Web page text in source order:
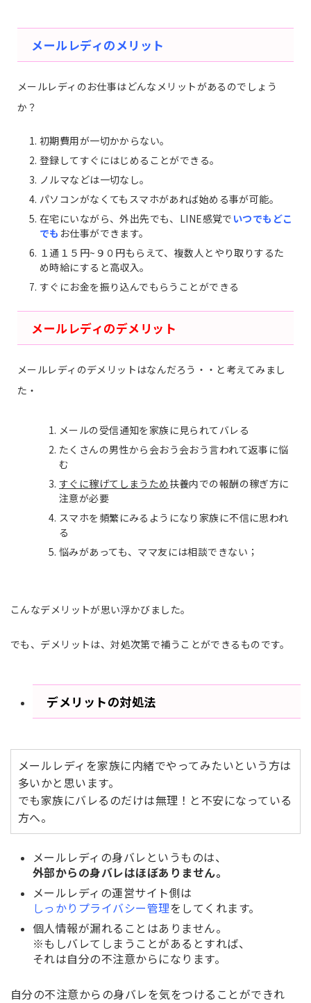
メールレディのメリット
メールレディのお仕事はどんなメリットがあるのでしょう
か？
初期費用が一切かからない。
登録してすぐにはじめることができる。
ノルマなどは一切なし。
パソコンがなくてもスマホがあれば始める事が可能。
在宅にいながら、外出先でも、LINE感覚で いつでもどこ
でも お仕事ができます。
１通１５円~９０円もらえて、複数人とやり取りするた
め時給にすると高収入。
すぐにお金を振り込んでもらうことができる
メールレディのデメリット
メールレディのデメリットはなんだろう・・と考えてみまし
た・
メールの受信通知を家族に見られてバレる
たくさんの男性から会おう会おう言われて返事に悩
む
すぐに稼げてしまうため 扶養内での報酬の稼ぎ方に
注意が必要
スマホを頻繁にみるようになり家族に不信に思われ
る
悩みがあっても、ママ友には相談できない；
こんなデメリットが思い浮かびました。
でも、デメリットは、対処次第で補うことができるものです。
デメリットの対処法
メールレディを家族に内緒でやってみたいという方は
多いかと思います。
でも家族にバレるのだけは無理！と不安になっている
方へ。
メールレディの身バレというものは、
外部からの身バレはほぼありません。
メールレディの運営サイト側は
しっかりプライバシー管理をしてくれます。
個人情報が漏れることはありません。
※もしバレてしまうことがあるとすれば、
それは自分の不注意からになります。
自分の不注意からの身バレを気をつけることができれ